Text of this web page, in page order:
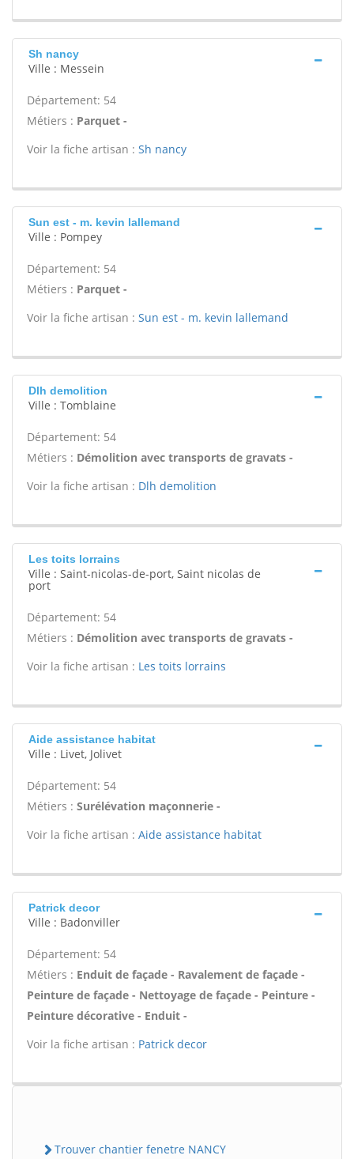
Sh nancy
Ville : Messein
Département: 54
Métiers : Parquet -
Voir la fiche artisan : Sh nancy
Sun est - m. kevin lallemand
Ville : Pompey
Département: 54
Métiers : Parquet -
Voir la fiche artisan : Sun est - m. kevin lallemand
Dlh demolition
Ville : Tomblaine
Département: 54
Métiers : Démolition avec transports de gravats -
Voir la fiche artisan : Dlh demolition
Les toits lorrains
Ville : Saint-nicolas-de-port, Saint nicolas de
port
Département: 54
Métiers : Démolition avec transports de gravats -
Voir la fiche artisan : Les toits lorrains
Aide assistance habitat
Ville : Livet, Jolivet
Département: 54
Métiers : Surélévation maçonnerie -
Voir la fiche artisan : Aide assistance habitat
Patrick decor
Ville : Badonviller
Département: 54
Métiers : Enduit de façade - Ravalement de façade -
Peinture de façade - Nettoyage de façade - Peinture -
Peinture décorative - Enduit -
Voir la fiche artisan : Patrick decor
Trouver chantier fenetre NANCY